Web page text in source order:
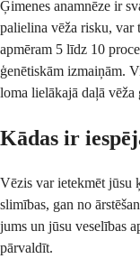
Ģimenes anamnēze ir
palielina vēža risku, var
apmēram 5 līdz 10
ģenētiskām izmaiņām.
loma lielākajā daļā vēža
Kādas ir
Vēzis var ietekmēt jūsu
slimības, gan no
jums un jūsu veselības
pārvaldīt.